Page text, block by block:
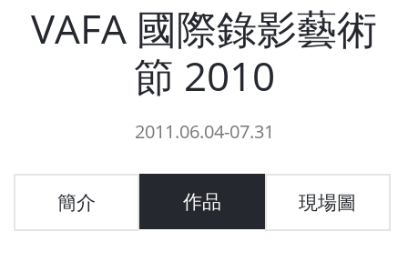
VAFA 國際錄影藝術
節 2010
2011.06.04-07.31
簡介 作品 現場圖